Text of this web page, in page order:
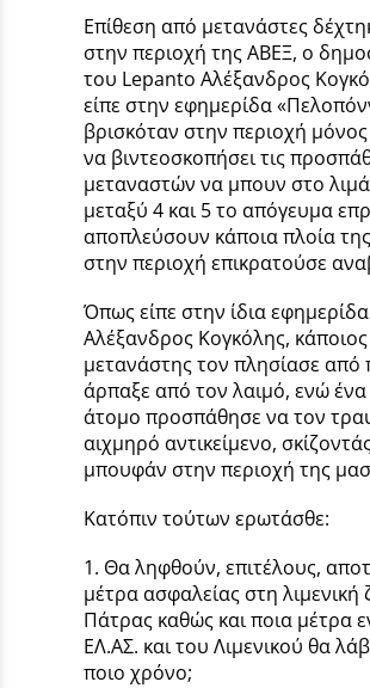
Επίθεση από µετανάστες
στην περιοχή της ΑΒΕΞ, ο
του Lepanto Αλέξανδρος
είπε στην εφημερίδα
βρισκόταν στην περιοχή
να βιντεοσκοπήσει τις
µεταναστών να µπουν στο
µεταξύ 4 και 5 το απόγευµα
αποπλεύσουν κάποια πλοία
στην περιοχή επικρατούσε
Όπως είπε στην ίδια
Αλέξανδρος Κογκόλης,
µετανάστης τον πλησίασε από
άρπαξε από τον λαιµό, ενώ
άτοµο προσπάθησε να τον
αιχµηρό αντικείµενο,
µπουφάν στην περιοχή της
Κατόπιν τούτων ερωτάσθε:
1. Θα ληφθούν, επιτέλους,
μέτρα ασφαλείας στη λιμενική
Πάτρας καθώς και ποια μέτρα
ΕΛ.ΑΣ. και του Λιμενικού θα
ποιο χρόνο;